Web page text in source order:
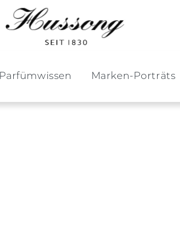
Parfümwissen Marken-Porträts